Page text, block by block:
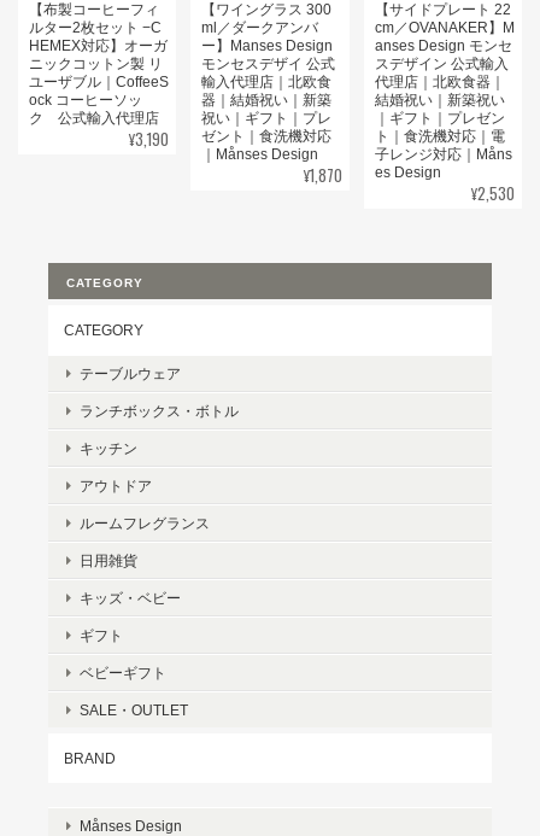
【布製コーヒーフィ
ルター2枚セット −C
HEMEX対応】オーガ
ニックコットン製 リ
ユーザブル｜CoffeeS
ock コーヒーソッ
ク 公式輸入代理店
¥3,190
【ワイングラス 300
ml／ダークアンバ
ー】Manses Design
モンセスデザイ 公式
輸入代理店｜北欧食
器｜結婚祝い｜新築
祝い｜ギフト｜プレ
ゼント｜食洗機対応
｜Månses Design
¥1,870
【サイドプレート 22
cm／OVANAKER】M
anses Design モンセ
スデザイン 公式輸入
代理店｜北欧食器｜
結婚祝い｜新築祝い
｜ギフト｜プレゼン
ト｜食洗機対応｜電
子レンジ対応｜Måns
es Design
¥2,530
CATEGORY
CATEGORY
テーブルウェア
ランチボックス・ボトル
キッチン
アウトドア
ルームフレグランス
日用雑貨
キッズ・ベビー
ギフト
ベビーギフト
SALE・OUTLET
BRAND
Månses Design